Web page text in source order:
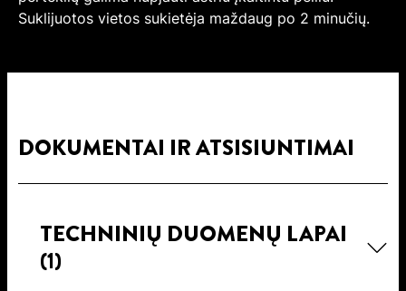
Suklijuotos vietos sukietėja maždaug po 2 minučių.
DOKUMENTAI IR ATSISIUNTIMAI
TECHNINIŲ DUOMENŲ LAPAI
(1)